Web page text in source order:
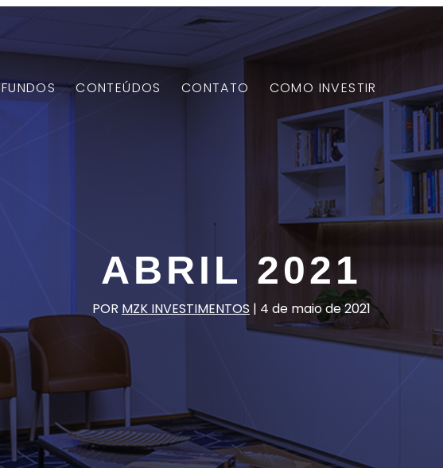
FUNDOS CONTEÚDOS CONTATO COMO INVESTIR
ABRIL 2021
POR MZK INVESTIMENTOS | 4 de maio de 2021